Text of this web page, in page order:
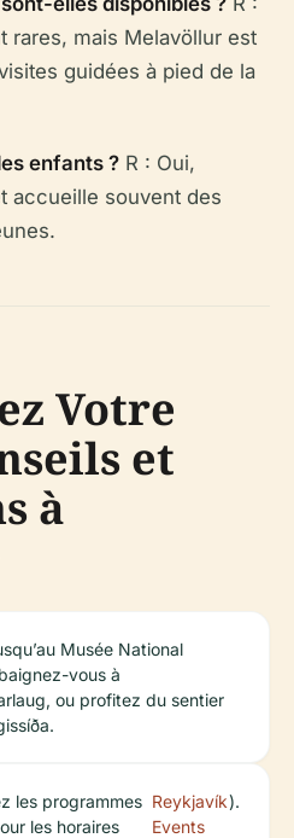
rares, mais Melavöllur est
guidées à pied de la
enfants ? R : Oui,
accueille souvent des
Votre
et
à
Musée National
vous à
ou profitez du sentier
les programmes
les horaires
Reykjavík
Events
).